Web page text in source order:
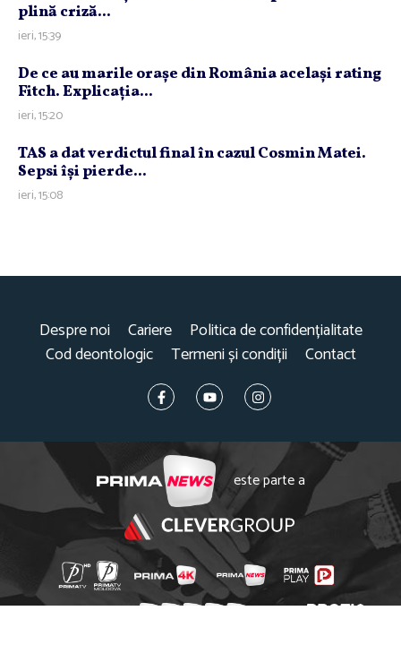
plină criză...
ieri, 15:39
De ce au marile oraşe din România acelaşi rating
Fitch. Explicaţia...
ieri, 15:20
TAS a dat verdictul final în cazul Cosmin Matei.
Sepsi îşi pierde...
ieri, 15:08
Despre noi Cariere
Politica de confidențialitate
Cod deontologic
Termeni și condiții Contact
este parte a